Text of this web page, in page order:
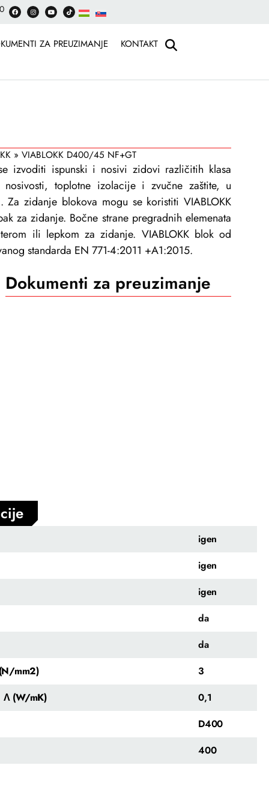
ZA PREUZIMANJE KONTAKT
» VIABLOKK D400/45 NF+GT
izvoditi ispunski i nosivi zidovi različitih klasa
toplotne izolacije i zvučne zaštite, u
zidanje blokova mogu se koristiti VIABLOKK
za zidanje. Bočne strane pregradnih elemenata
ili lepkom za zidanje. VIABLOKK blok od
standarda EN 771-4:2011 +A1:2015.
Dokumenti za preuzimanje
igen
igen
igen
da
da
mm2)
3
Λ (W/mK)
0,1
D400
400